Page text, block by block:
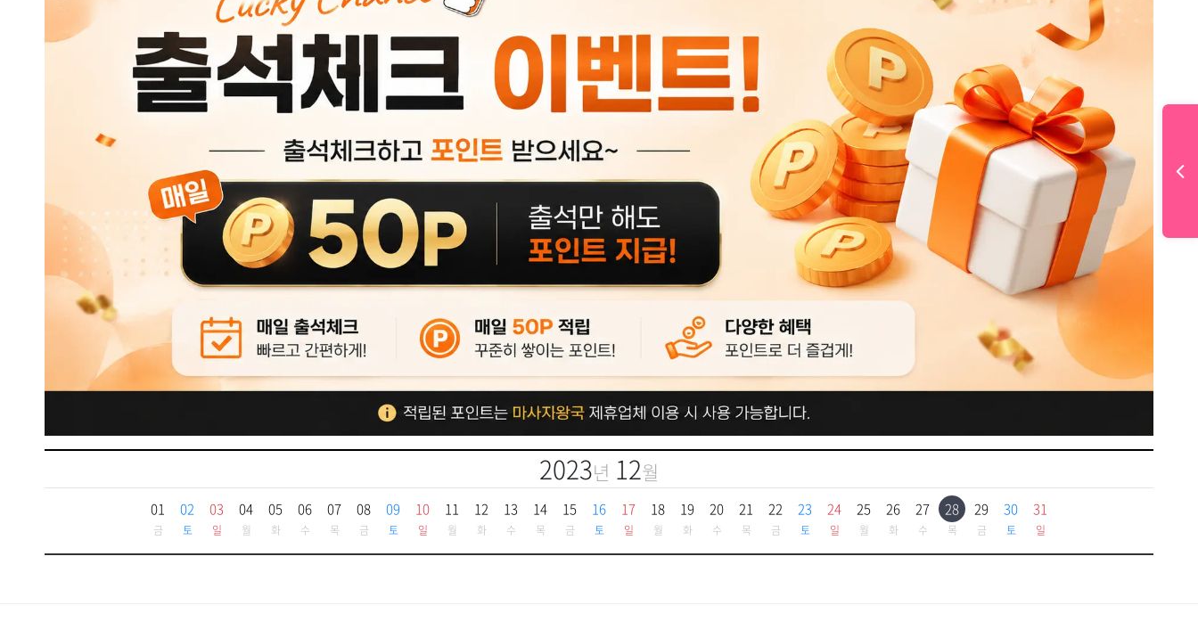
2023년 12월
01
금
02
토
03
일
04
월
05
화
06
수
07
목
08
금
09
토
10
일
11
월
12
화
13
수
14
목
15
금
16
토
17
일
18
월
19
화
20
수
21
목
22
금
23
토
24
일
25
월
26
화
27
수
28
목
29
금
30
토
31
일